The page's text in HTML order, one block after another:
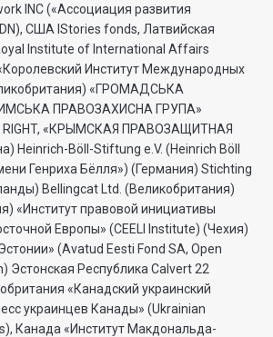
INC («Ассоциация развития
США IStories fonds, Латвийская
Institute of International Affairs
Институт Международных
«ГРОМАДСЬКА
ПРАВОЗАХИСНА ГРУПА»
RIGHT, «КРЫМСКАЯ ПРАВОЗАЩИТНАЯ
Heinrich-Böll-Stiftung e.V. (Heinrich Böll
Генриха Бёлля») (Германия) Stichting
Bellingcat Ltd. (Великобритания)
«Институт правовой инициативы
Европы» (CEELI Institute) (Чехия)
(Avatud Eesti Fond SA, Open
Эстонская Республика Calvert 22
«Канадский украинский
украинцев Канады» (Ukrainian
Канада «Институт Макдональда-